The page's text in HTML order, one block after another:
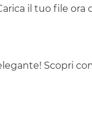
il tuo file ora
Scopri